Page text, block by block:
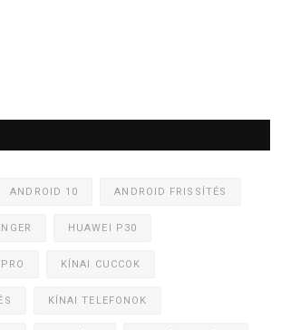
ANDROID 10 ANDROID FRISSÍTÉS
HUAWEI P30
KÍNAI CUCCOK
KÍNAI TELEFONOK